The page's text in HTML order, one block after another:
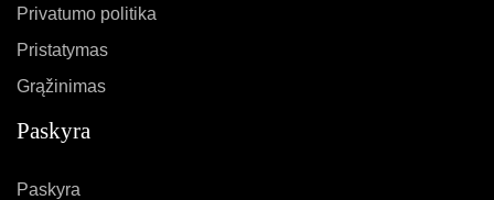
Privatumo politika
Pristatymas
Grąžinimas
Paskyra
Paskyra